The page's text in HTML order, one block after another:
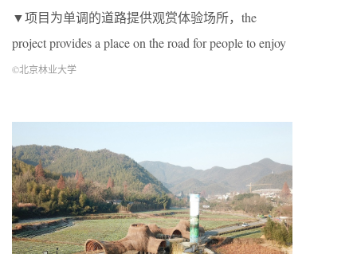
▼项目为单调的道路提供观赏体验场所，the
project provides a place on the road for people to enjoy
©北京林业大学